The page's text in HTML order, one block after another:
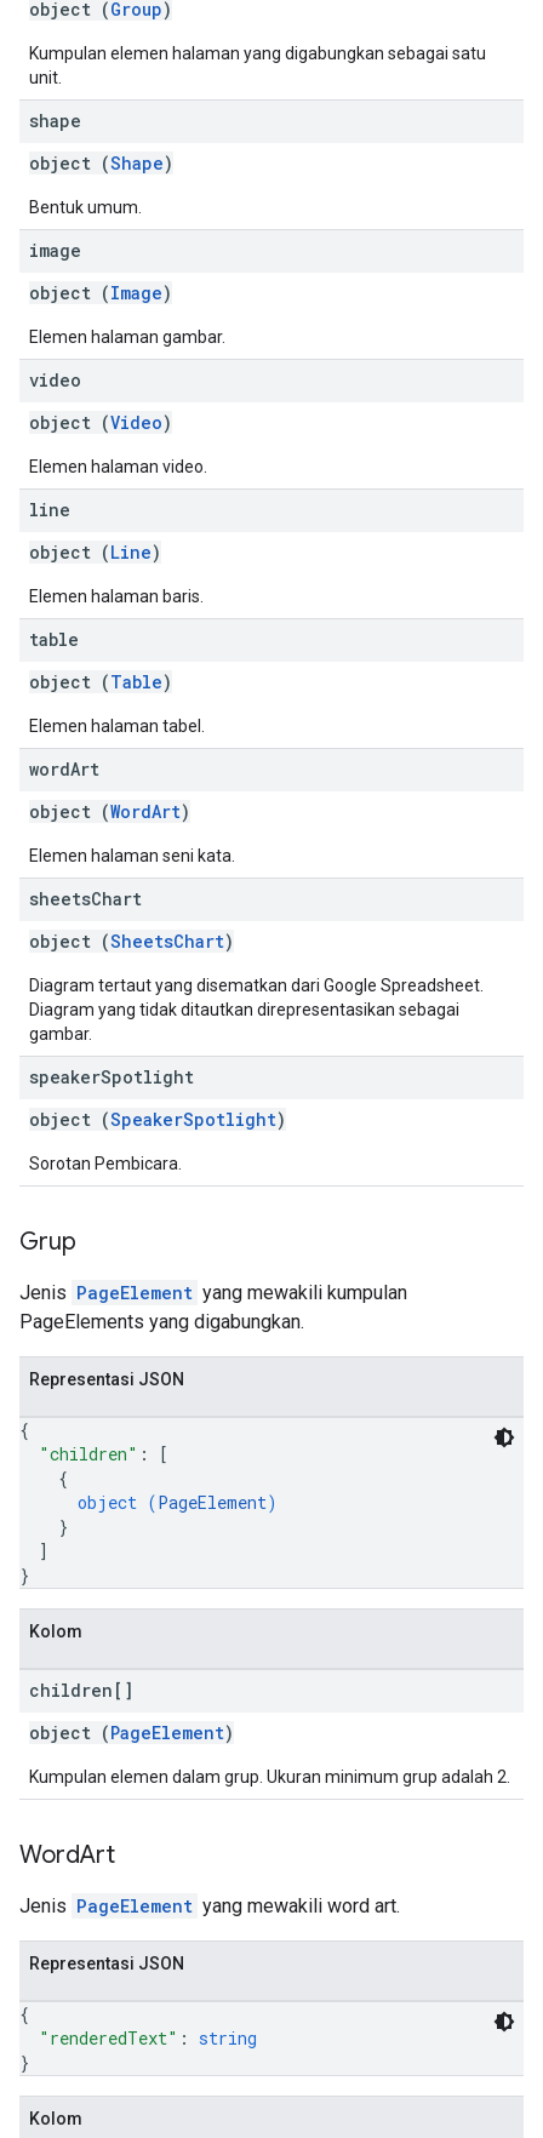
object (Group)
Kumpulan elemen halaman yang digabungkan sebagai satu
unit.
shape
object (Shape)
Bentuk umum.
image
object (Image)
Elemen halaman gambar.
video
object (Video)
Elemen halaman video.
line
object (Line)
Elemen halaman baris.
table
object (Table)
Elemen halaman tabel.
wordArt
object (WordArt)
Elemen halaman seni kata.
sheetsChart
object (SheetsChart)
Diagram tertaut yang disematkan dari Google Spreadsheet.
Diagram yang tidak ditautkan direpresentasikan sebagai
gambar.
speakerSpotlight
object (SpeakerSpotlight)
Sorotan Pembicara.
Grup
Jenis PageElement yang mewakili kumpulan
PageElements yang digabungkan.
Representasi JSON
{
"children" :
[
{
object (PageElement)
}
]
}
Kolom
children[]
object (PageElement)
Kumpulan elemen dalam grup. Ukuran minimum grup adalah 2.
WordArt
Jenis PageElement yang mewakili word art.
Representasi JSON
{
"renderedText" : string
}
Kolom